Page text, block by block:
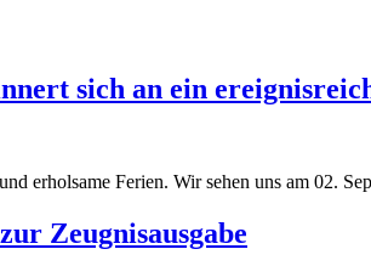
sich an ein
erholsame Ferien. Wir sehen uns am 02.
Zeugnisausgabe